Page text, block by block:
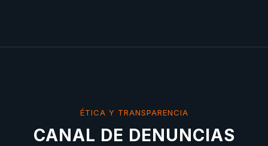
ÉTICA Y TRANSPARENCIA
CANAL DE DENUNCIAS